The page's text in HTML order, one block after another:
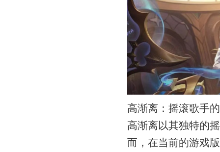
高渐离：摇滚歌手
高渐离以其独特的
而，在当前的游戏